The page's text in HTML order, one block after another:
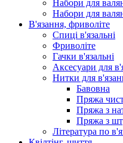
Набори для
Набори для
В'язання, фриволіте
Спиці в'язальні
Фриволіте
Гачки в'язальні
Аксесуари для
Нитки для
Бавовна
Пряжа
Пряжа з
Пряжа з
Література по